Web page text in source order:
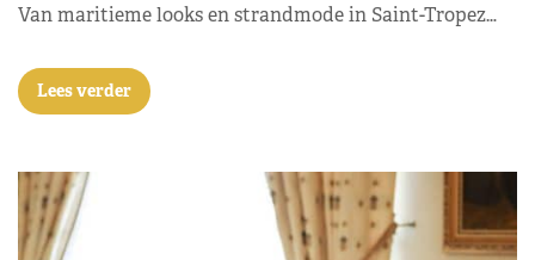
Van maritieme looks en strandmode in Saint-Tropez…
Lees verder